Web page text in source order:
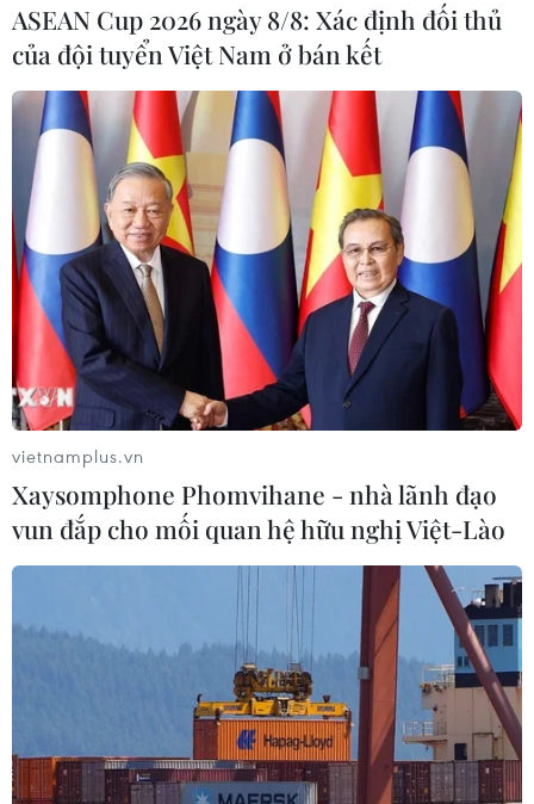
ASEAN Cup 2026 ngày 8/8: Xác định đối thủ
của đội tuyển Việt Nam ở bán kết
vietnamplus.vn
Xaysomphone Phomvihane - nhà lãnh đạo
vun đắp cho mối quan hệ hữu nghị Việt-Lào